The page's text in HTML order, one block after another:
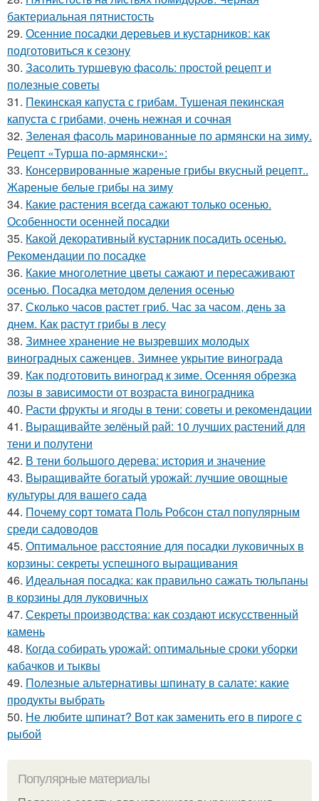
бактериальная пятнистость
29. Осенние посадки деревьев и кустарников: как
подготовиться к сезону
30. Засолить туршевую фасоль: простой рецепт и
полезные советы
31. Пекинская капуста с грибам. Тушеная пекинская
капуста с грибами, очень нежная и сочная
32. Зеленая фасоль маринованные по армянски на зиму.
Рецепт «Турша по-армянски»:
33. Консервированные жареные грибы вкусный рецепт..
Жареные белые грибы на зиму
34. Какие растения всегда сажают только осенью.
Особенности осенней посадки
35. Какой декоративный кустарник посадить осенью.
Рекомендации по посадке
36. Какие многолетние цветы сажают и пересаживают
осенью. Посадка методом деления осенью
37. Сколько часов растет гриб. Час за часом, день за
днем. Как растут грибы в лесу
38. Зимнее хранение не вызревших молодых
виноградных саженцев. Зимнее укрытие винограда
39. Как подготовить виноград к зиме. Осенняя обрезка
лозы в зависимости от возраста виноградника
40. Расти фрукты и ягоды в тени: советы и рекомендации
41. Выращивайте зелёный рай: 10 лучших растений для
тени и полутени
42. В тени большого дерева: история и значение
43. Выращивайте богатый урожай: лучшие овощные
культуры для вашего сада
44. Почему сорт томата Поль Робсон стал популярным
среди садоводов
45. Оптимальное расстояние для посадки луковичных в
корзины: секреты успешного выращивания
46. Идеальная посадка: как правильно сажать тюльпаны
в корзины для луковичных
47. Секреты производства: как создают искусственный
камень
48. Когда собирать урожай: оптимальные сроки уборки
кабачков и тыквы
49. Полезные альтернативы шпинату в салате: какие
продукты выбрать
50. Не любите шпинат? Вот как заменить его в пироге с
рыбой
Популярные материалы